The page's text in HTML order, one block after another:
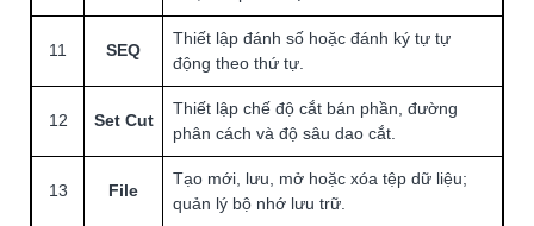
11 SEQ
Thiết lập đánh số hoặc đánh ký tự tự
động theo thứ tự.
12 Set Cut
Thiết lập chế độ cắt bán phần, đường
phân cách và độ sâu dao cắt.
13 File
Tạo mới, lưu, mở hoặc xóa tệp dữ liệu;
quản lý bộ nhớ lưu trữ.